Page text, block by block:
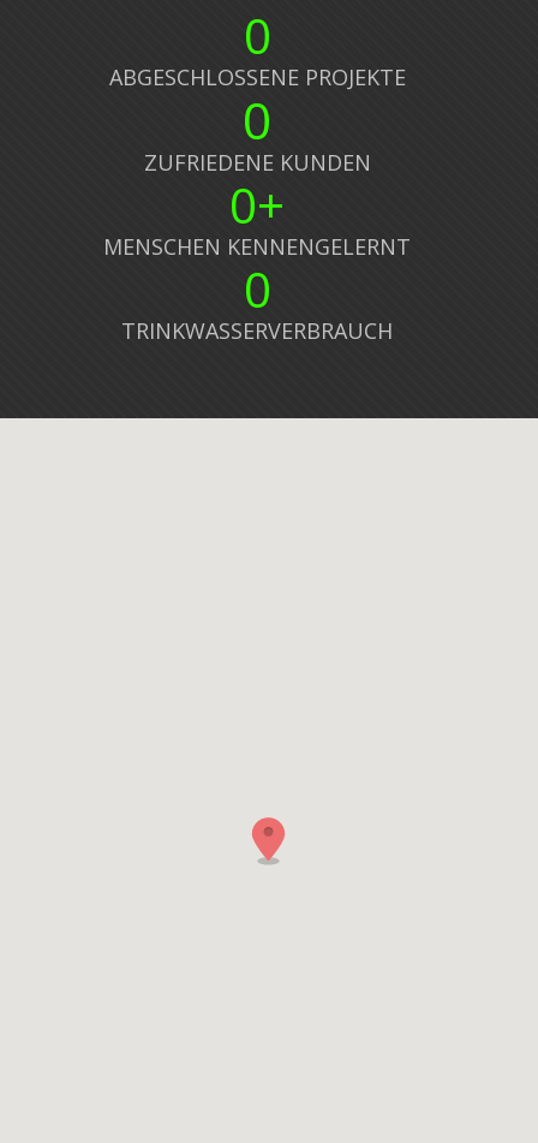
0
ABGESCHLOSSENE PROJEKTE
0
ZUFRIEDENE KUNDEN
0+
MENSCHEN KENNENGELERNT
0
TRINKWASSERVERBRAUCH